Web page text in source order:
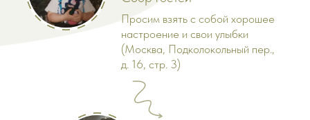
Просим взять с собой хорошее
настроение и свои улыбки
(Москва, Подколокольный пер.,
д. 16, стр. 3)